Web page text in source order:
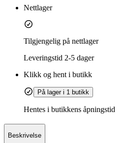
Nettlager
Tilgjengelig på nettlager
Leveringstid 2-5 dager
Klikk og hent i butikk
På lager i 1 butikk
Hentes i butikkens åpningstid
Beskrivelse